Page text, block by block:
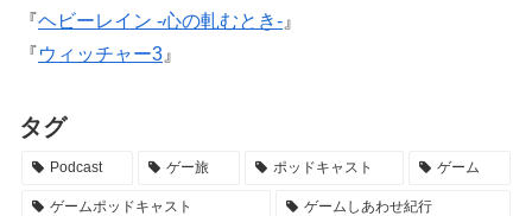
『ヘビーレイン -心の軋むとき- 』
『ウィッチャー3 』
タグ
Podcast ゲー旅 ポッドキャスト ゲーム
ゲームポッドキャスト ゲームしあわせ紀行